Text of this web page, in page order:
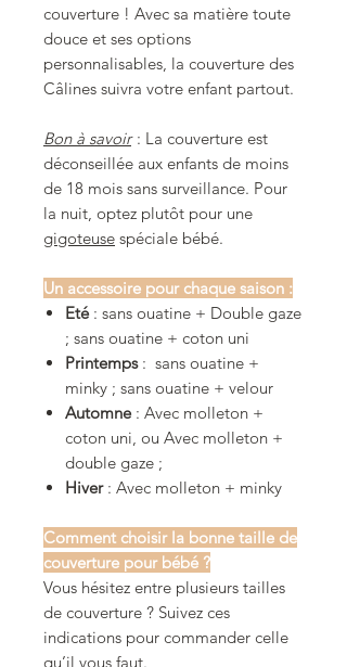
couverture ! Avec sa matière toute
douce et ses options
personnalisables, la couverture des
Câlines suivra votre enfant partout.
Bon à savoir: La couverture est
déconseillée aux enfants de moins
de 18 mois sans surveillance. Pour
la nuit, optez plutôt pour une
gigoteuse spéciale bébé.
Un accessoire pour chaque saison :
Eté: sans ouatine + Double gaze
; sans ouatine + coton uni
Printemps: sans ouatine +
minky ; sans ouatine + velour
Automne: Avec molleton +
coton uni, ou Avec molleton +
double gaze ;
Hiver: Avec molleton + minky
Comment choisir la bonne taille de
couverture pour bébé ?
Vous hésitez entre plusieurs tailles
de couverture ? Suivez ces
indications pour commander celle
qu’il vous faut.